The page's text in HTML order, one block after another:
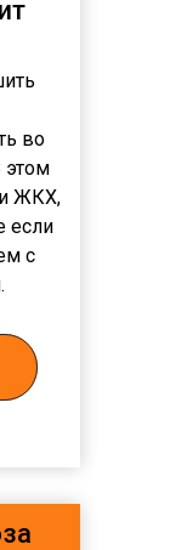
во
этом
ЖКХ,
если
с